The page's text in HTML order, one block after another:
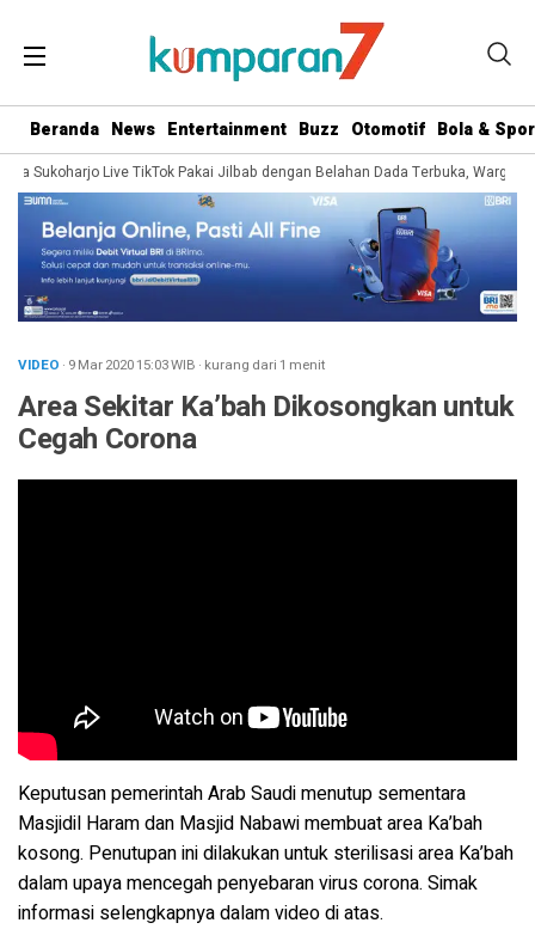
Beranda News Entertainment Buzz Otomotif Bola &
Sukoharjo Live TikTok Pakai Jilbab dengan Belahan Dada Terbuka, Warganet
VIDEO · 9 Mar 202015:03WIB · kurang dari 1 menit
Area Sekitar Ka’bah Dikosongkan untuk
Cegah Corona
Keputusan pemerintah Arab Saudi menutup sementara
Masjidil Haram dan Masjid Nabawi membuat area Ka’bah
kosong. Penutupan ini dilakukan untuk sterilisasi area Ka’bah
dalam upaya mencegah penyebaran virus corona. Simak
informasi selengkapnya dalam video di atas.